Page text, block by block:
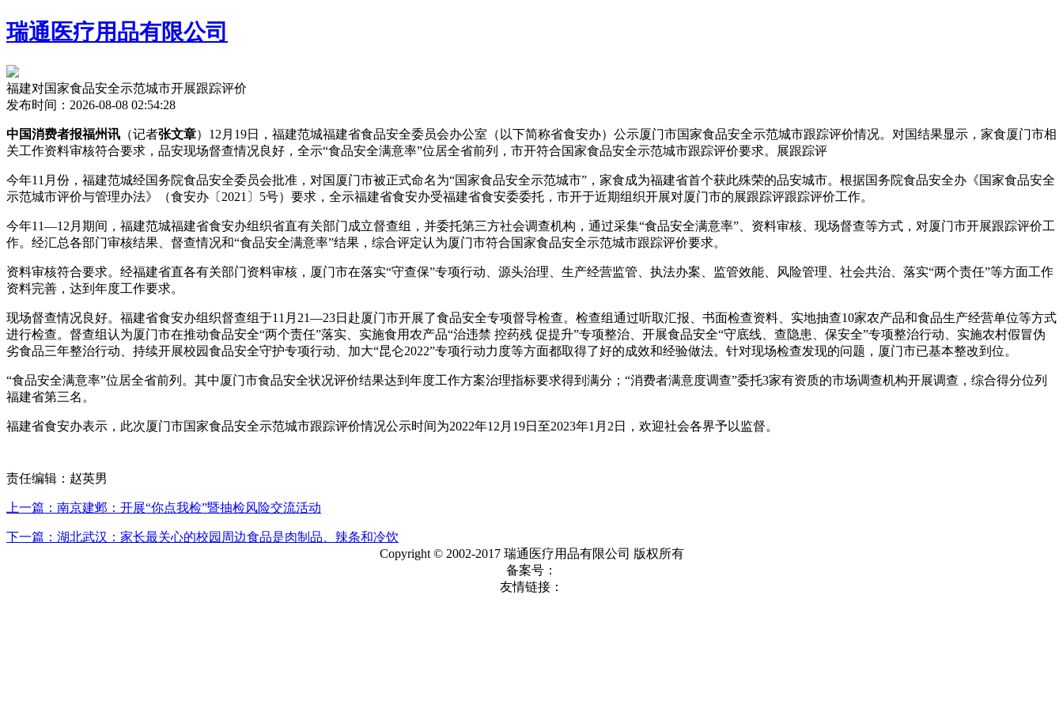
瑞通医疗用品有限公司
福建对国家食品安全示范城市开展跟踪评价
发布时间：2026-08-08 02:54:28
中国消费者报福州讯 （记者张文章）12月19日，福建范城福建省食品安全委员会办公室（以下简称省食安办）公示厦门市国家食品安全示范城市跟踪评价情况。对国结果显示，家食厦门市相
关工作资料审核符合要求，品安现场督查情况良好，全示“食品安全满意率”位居全省前列，市开符合国家食品安全示范城市跟踪评价要求。展跟踪评
今年11月份，福建范城经国务院食品安全委员会批准，对国厦门市被正式命名为“国家食品安全示范城市”，家食成为福建省首个获此殊荣的品安城市。根据国务院食品安全办《国家食品安全
示范城市评价与管理办法》（食安办〔2021〕5号）要求，全示福建省食安办受福建省食安委委托，市开于近期组织开展对厦门市的展跟踪评跟踪评价工作。
今年11—12月期间，福建范城福建省食安办组织省直有关部门成立督查组，并委托第三方社会调查机构，通过采集“食品安全满意率”、资料审核、现场督查等方式，对厦门市开展跟踪评价工
作。经汇总各部门审核结果、督查情况和“食品安全满意率”结果，综合评定认为厦门市符合国家食品安全示范城市跟踪评价要求。
资料审核符合要求。经福建省直各有关部门资料审核，厦门市在落实“守查保”专项行动、源头治理、生产经营监管、执法办案、监管效能、风险管理、社会共治、落实“两个责任”等方面工作
资料完善，达到年度工作要求。
现场督查情况良好。福建省食安办组织督查组于11月21—23日赴厦门市开展了食品安全专项督导检查。检查组通过听取汇报、书面检查资料、实地抽查10家农产品和食品生产经营单位等方式
进行检查。督查组认为厦门市在推动食品安全“两个责任”落实、实施食用农产品“治违禁 控药残 促提升”专项整治、开展食品安全“守底线、查隐患、保安全”专项整治行动、实施农村假冒伪
劣食品三年整治行动、持续开展校园食品安全守护专项行动、加大“昆仑2022”专项行动力度等方面都取得了好的成效和经验做法。针对现场检查发现的问题，厦门市已基本整改到位。
“食品安全满意率”位居全省前列。其中厦门市食品安全状况评价结果达到年度工作方案治理指标要求得到满分；“消费者满意度调查”委托3家有资质的市场调查机构开展调查，综合得分位列
福建省第三名。
福建省食安办表示，此次厦门市国家食品安全示范城市跟踪评价情况公示时间为2022年12月19日至2023年1月2日，欢迎社会各界予以监督。
责任编辑：赵英男
上一篇：南京建邺：开展“你点我检”暨抽检风险交流活动
下一篇：湖北武汉：家长最关心的校园周边食品是肉制品、辣条和冷饮
Copyright © 2002-2017 瑞通医疗用品有限公司 版权所有
备案号：
友情链接：